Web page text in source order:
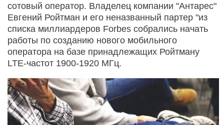
сотовый оператор. Владелец компании "Антарес"
Евгений Ройтман и его неназванный партер "из
списка миллиардеров Forbes собрались начать
работы по созданию нового мобильного
оператора на базе принадлежащих Ройтману
LTE-частот 1900-1920 МГц.